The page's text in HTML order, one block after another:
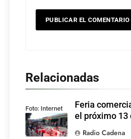
Relacionadas
Foto: Internet
Feria
el próximo 13
Radio Cadena